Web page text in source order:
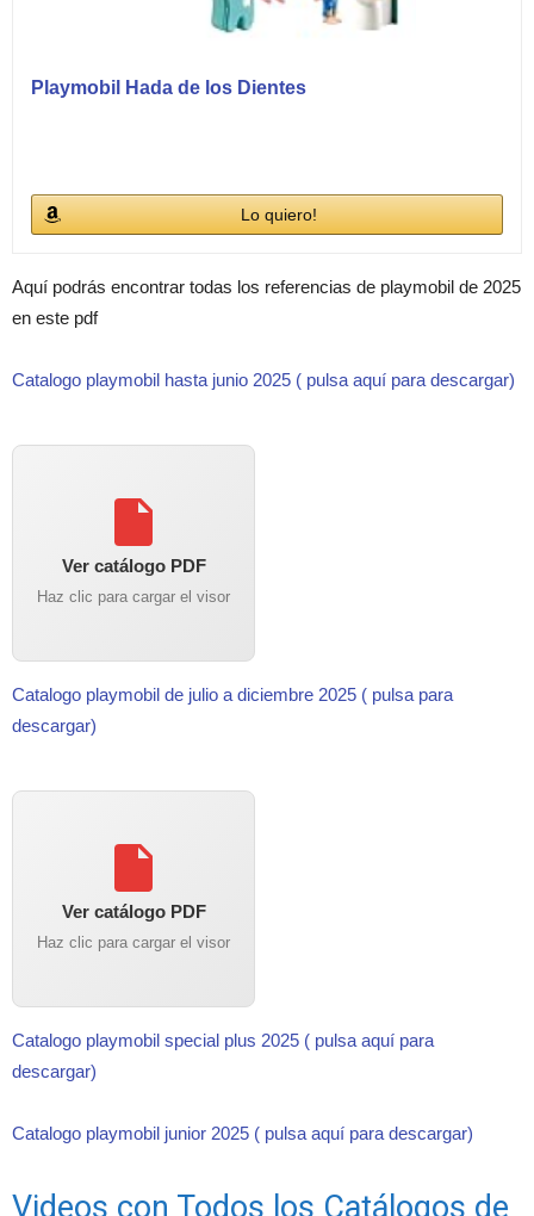
Playmobil Hada de los Dientes
Lo quiero!
Aquí podrás encontrar todas los referencias de playmobil de 2025
en este pdf
Catalogo playmobil hasta junio 2025 ( pulsa aquí para descargar)
Ver catálogo PDF
Haz clic para cargar el visor
Catalogo playmobil de julio a diciembre 2025 ( pulsa para
descargar)
Ver catálogo PDF
Haz clic para cargar el visor
Catalogo playmobil special plus 2025 ( pulsa aquí para
descargar)
Catalogo playmobil junior 2025 ( pulsa aquí para descargar)
Videos con Todos los Catálogos de